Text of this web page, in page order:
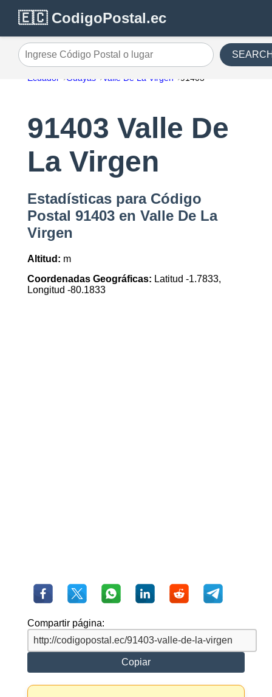
🇪🇨 CodigoPostal.ec
Ingrese Código Postal o lugar
Ecuador Guayas Valle De La Virgen 91403
91403 Valle De
La Virgen
Estadísticas para Código
Postal 91403 en Valle De La
Virgen
Altitud: m
Coordenadas Geográficas: Latitud -1.7833,
Longitud -80.1833
Compartir página:
Copiar